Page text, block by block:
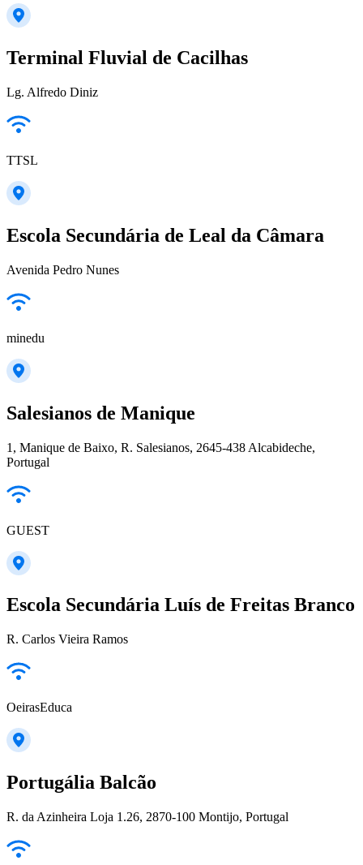
Terminal Fluvial de Cacilhas
Lg. Alfredo Diniz
TTSL
Escola Secundária de Leal da Câmara
Avenida Pedro Nunes
minedu
Salesianos de Manique
1, Manique de Baixo, R. Salesianos, 2645-438 Alcabideche,
Portugal
GUEST
Escola Secundária Luís de Freitas Branco
R. Carlos Vieira Ramos
OeirasEduca
Portugália Balcão
R. da Azinheira Loja 1.26, 2870-100 Montijo, Portugal